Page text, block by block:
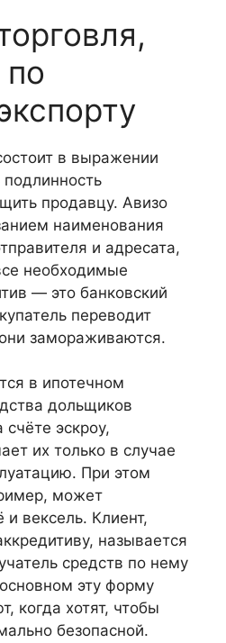
в выражении
подлинность
продавцу. Авизо
наименования
и адресата,
необходимые
— это банковский
переводит
замораживаются.
в ипотечном
дольщиков
эскроу,
их только в случае
При этом
может
и вексель. Клиент,
называется
средств по нему
эту форму
когда хотят, чтобы
безопасной.